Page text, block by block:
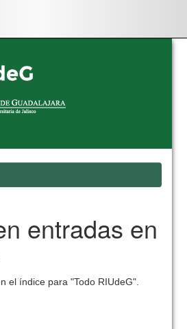
entradas en
el índice para "Todo RIUdeG".